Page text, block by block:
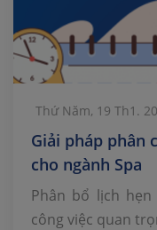
Thứ Năm, 19 Th1.
Giải pháp phân
cho ngành Spa
Phân bổ lịch
công việc quan